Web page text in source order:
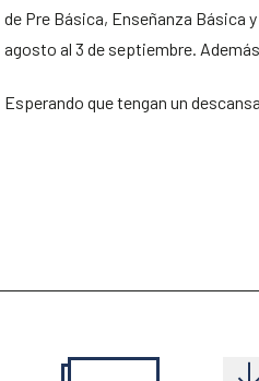
de Pre Básica, Enseñanza Básica
agosto al 3 de septiembre.
Esperando que tengan un